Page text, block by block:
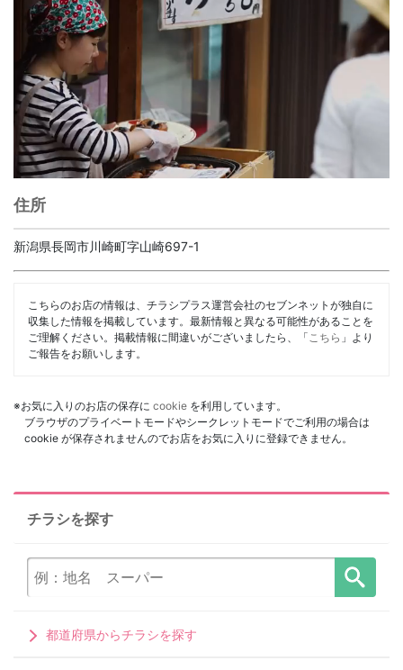
住所
新潟県長岡市川崎町字山崎697-1
こちらのお店の情報は、チラシプラス運営会社のセブンネットが独自に
収集した情報を掲載しています。最新情報と異なる可能性があることを
ご理解ください。掲載情報に間違いがございましたら、「 こちら 」より
ご報告をお願いします。
※お気に入りのお店の保存に cookie を利用しています。
ブラウザのプライベートモードやシークレットモードでご利用の場合は
cookie が保存されませんのでお店をお気に入りに登録できません。
チラシを探す
都道府県からチラシを探す